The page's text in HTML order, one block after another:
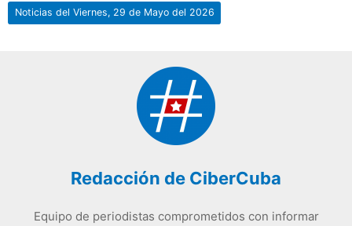
Noticias del Viernes, 29 de Mayo del 2026
Redacción de CiberCuba
Equipo de periodistas comprometidos con informar